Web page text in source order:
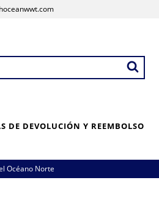
DE DEVOLUCIÓN Y REEMBOLSO
Océano Norte